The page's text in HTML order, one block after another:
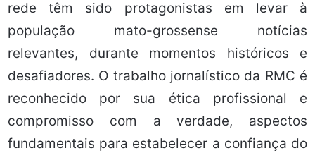
rede têm sido protagonistas em levar à
população mato-grossense notícias
relevantes, durante momentos históricos e
desafiadores. O trabalho jornalístico da RMC é
reconhecido por sua ética profissional e
compromisso com a verdade, aspectos
fundamentais para estabelecer a confiança do